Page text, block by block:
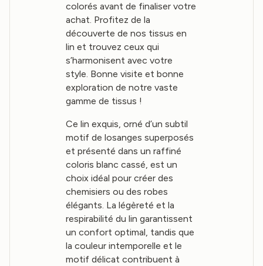
colorés avant de finaliser votre
achat. Profitez de la
découverte de nos tissus en
lin et trouvez ceux qui
s’harmonisent avec votre
style. Bonne visite et bonne
exploration de notre vaste
gamme de tissus !
Ce lin exquis, orné d’un subtil
motif de losanges superposés
et présenté dans un raffiné
coloris blanc cassé, est un
choix idéal pour créer des
chemisiers ou des robes
élégants. La légèreté et la
respirabilité du lin garantissent
un confort optimal, tandis que
la couleur intemporelle et le
motif délicat contribuent à